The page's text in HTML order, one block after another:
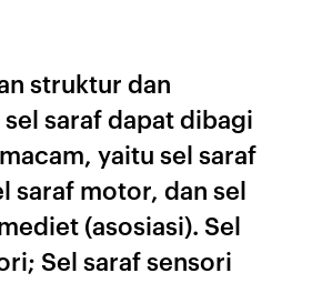
struktur dan
saraf dapat dibagi
yaitu sel saraf
saraf motor, dan sel
(asosiasi). Sel
Sel saraf sensori